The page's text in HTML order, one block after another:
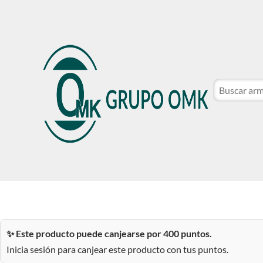
CATÁLOGO DE MARCAS
✨ Este producto puede canjearse por 400 puntos.
Inicia sesión para canjear este producto con tus puntos.